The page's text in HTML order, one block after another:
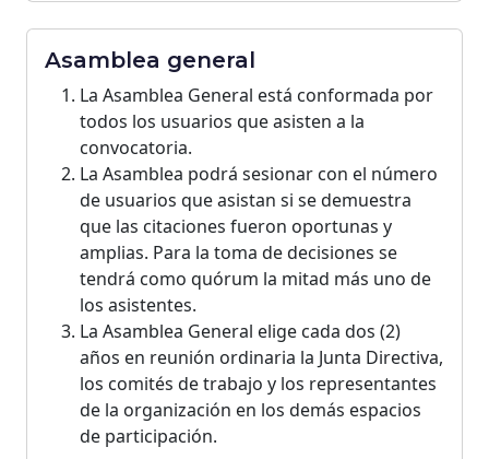
Asamblea general
La Asamblea General está conformada por
todos los usuarios que asisten a la
convocatoria.
La Asamblea podrá sesionar con el número
de usuarios que asistan si se demuestra
que las citaciones fueron oportunas y
amplias. Para la toma de decisiones se
tendrá como quórum la mitad más uno de
los asistentes.
La Asamblea General elige cada dos (2)
años en reunión ordinaria la Junta Directiva,
los comités de trabajo y los representantes
de la organización en los demás espacios
de participación.